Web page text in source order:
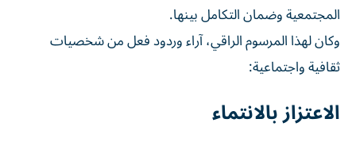
المجتمعية وضمان التكامل بينها.
وكان لهذا المرسوم الراقي، آراء وردود فعل من شخصيات
ثقافية واجتماعية:
الاعتزاز بالانتماء